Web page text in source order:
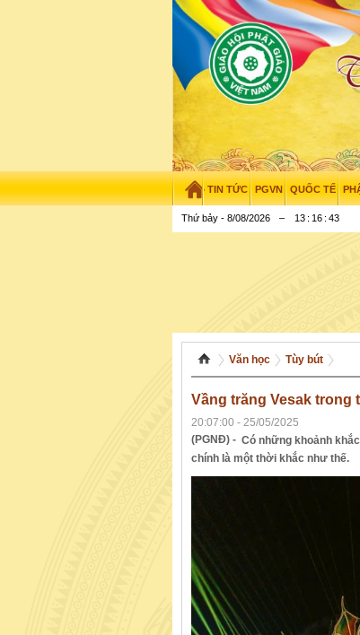
TIN TỨC PGVN QUỐC TẾ
Thứ bảy - 8/08/2026 – 13 : 16 : 44
Văn học Tùy bút
Vầng trăng Vesak trong
20:07:00 - 25/05/2025
(PGNĐ) - Có những khoảnh
chính là một thời khắc như thế.